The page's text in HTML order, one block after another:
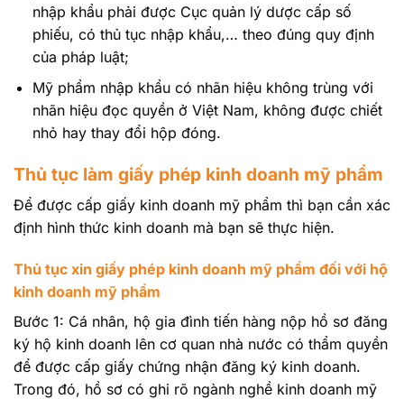
nhập khẩu phải được Cục quản lý dược cấp số
phiếu, có thủ tục nhập khẩu,… theo đúng quy định
của pháp luật;
Mỹ phẩm nhập khẩu có nhãn hiệu không trùng với
nhãn hiệu đọc quyền ở Việt Nam, không được chiết
nhỏ hay thay đổi hộp đóng.
Thủ tục làm giấy phép kinh doanh mỹ phẩm
Để được cấp giấy kinh doanh mỹ phẩm thì bạn cần xác
định hình thức kinh doanh mà bạn sẽ thực hiện.
Thủ tục xin giấy phép kinh doanh mỹ phẩm đối với hộ
kinh doanh mỹ phẩm
Bước 1: Cá nhân, hộ gia đình tiến hàng nộp hồ sơ đăng
ký hộ kinh doanh lên cơ quan nhà nước có thẩm quyền
để được cấp giấy chứng nhận đăng ký kinh doanh.
Trong đó, hồ sơ có ghi rõ ngành nghề kinh doanh mỹ